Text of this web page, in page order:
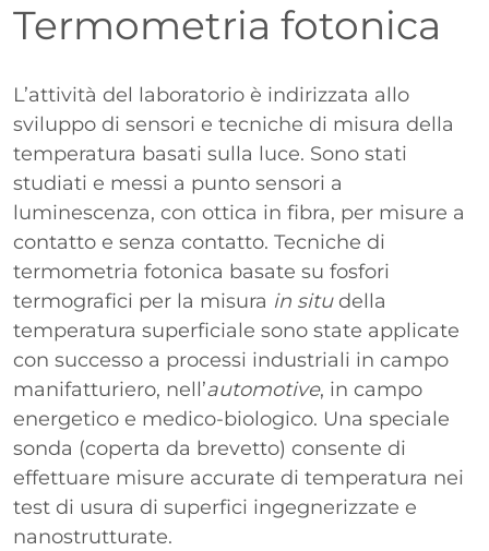
Termometria fotonica
Paragrafo
L’attività del laboratorio è indirizzata allo
sviluppo di sensori e tecniche di misura della
temperatura basati sulla luce. Sono stati
studiati e messi a punto sensori a
luminescenza, con ottica in fibra, per misure a
contatto e senza contatto. Tecniche di
termometria fotonica basate su fosfori
termografici per la misura in situdella
temperatura superficiale sono state applicate
con successo a processi industriali in campo
manifatturiero, nell’automotive, in campo
energetico e medico-biologico. Una speciale
sonda (coperta da brevetto) consente di
effettuare misure accurate di temperatura nei
test di usura di superfici ingegnerizzate e
nanostrutturate.